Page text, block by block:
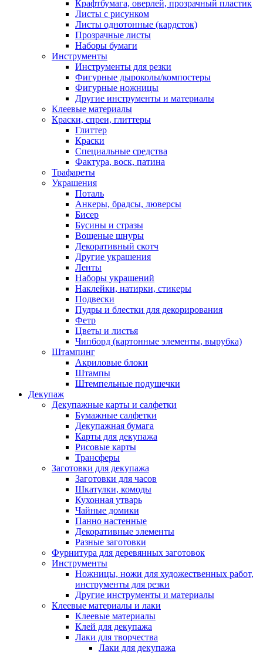
Крафтбумага, оверлей, прозрачный пластик
Листы c рисунком
Листы однотонные (кардсток)
Прозрачные листы
Наборы бумаги
Инструменты
Инструменты для резки
Фигурные дыроколы/компостеры
Фигурные ножницы
Другие инструменты и материалы
Клеевые материалы
Краски, спреи, глиттеры
Глиттер
Краски
Специальные средства
Фактура, воск, патина
Трафареты
Украшения
Поталь
Анкеры, брадсы, люверсы
Бисер
Бусины и стразы
Вощеные шнуры
Декоративный скотч
Другие украшения
Ленты
Наборы украшений
Наклейки, натирки, стикеры
Подвески
Пудры и блестки для декорирования
Фетр
Цветы и листья
Чипборд (картонные элементы, вырубка)
Штампинг
Акриловые блоки
Штампы
Штемпельные подушечки
Декупаж
Декупажные карты и салфетки
Бумажные салфетки
Декупажная бумага
Карты для декупажа
Рисовые карты
Трансферы
Заготовки для декупажа
Заготовки для часов
Шкатулки, комоды
Кухонная утварь
Чайные домики
Панно настенные
Декоративные элементы
Разные заготовки
Фурнитура для деревянных заготовок
Инструменты
Ножницы, ножи для художественных работ,
инструменты для резки
Другие инструменты и материалы
Клеевые материалы и лаки
Клеевые материалы
Клей для декупажа
Лаки для творчества
Лаки для декупажа